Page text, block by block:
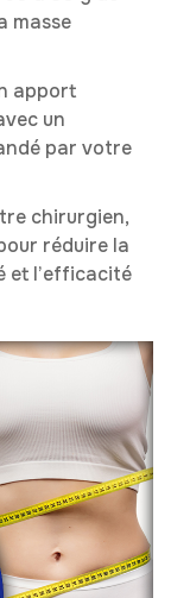
masse
apport
un
par votre
chirurgien,
réduire la
et l’efficacité